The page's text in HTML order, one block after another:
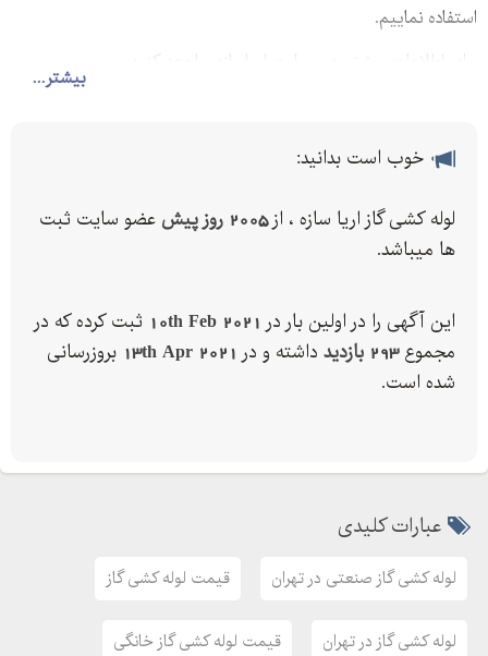
بیشتر...
استفاده نماییم.
خوب است بدانید:
لوله کشی گاز اریا سازه ، از2005 روز پیش
عضو سایت ثبت
ها میباشد.
این آگهی را در اولین بار در 10th Feb 2021 ثبت کرده که در
مجموع293 بازدید داشته و در 13th Apr 2021 بروزرسانی
شده است.
عبارات کلیدی
لوله کشی گاز صنعتی در تهران قیمت لوله کشی گاز
لوله کشی گاز در تهران قیمت لوله کشی گاز خانگی